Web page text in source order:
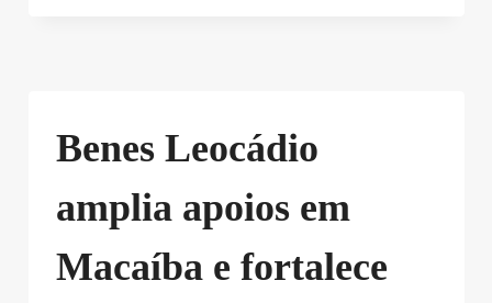
Benes Leocádio
amplia apoios em
Macaíba e fortalece